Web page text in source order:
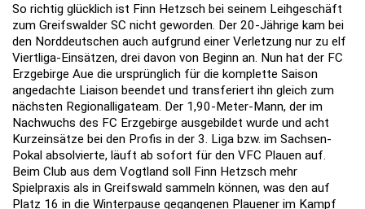
So richtig glücklich ist Finn Hetzsch bei seinem Leihgeschäft
zum Greifswalder SC nicht geworden. Der 20-Jährige kam bei
den Norddeutschen auch aufgrund einer Verletzung nur zu elf
Viertliga-Einsätzen, drei davon von Beginn an. Nun hat der FC
Erzgebirge Aue die ursprünglich für die komplette Saison
angedachte Liaison beendet und transferiert ihn gleich zum
nächsten Regionalligateam. Der 1,90-Meter-Mann, der im
Nachwuchs des FC Erzgebirge ausgebildet wurde und acht
Kurzeinsätze bei den Profis in der 3. Liga bzw. im Sachsen-
Pokal absolvierte, läuft ab sofort für den VFC Plauen auf.
Beim Club aus dem Vogtland soll Finn Hetzsch mehr
Spielpraxis als in Greifswald sammeln können, was den auf
Platz 16 in die Winterpause gegangenen Plauener im Kampf